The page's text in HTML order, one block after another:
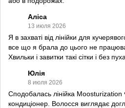
Аліса
13 июля 2026
Я в захваті від лінійки для
все що я брала до цього не
Хвильки і завитки такі сітки і без
Юлія
8 июля 2026
Сподобалась лінійка
кондиціонер. Волосся виглядає